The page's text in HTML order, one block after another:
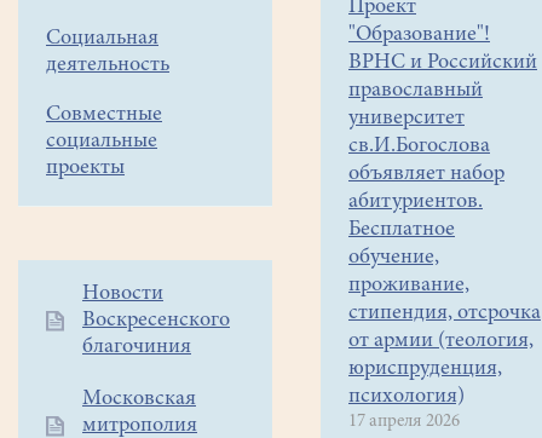
Социальная
деятельность
Совместные
социальные
проекты
Дополнительное
меню
Новости
Воскресенского
благочиния
Московская
митрополия
своим
находчивостью
сумела
одолеть
интеллектуальном
соревновании
самого
Царя-
Батюшку,
отстояла
своего
Проект
"Образование"!
ВРНС и Российский
православный
университет
св.И.Богослова
объявляет набор
абитуриентов.
Бесплатное
обучение,
проживание,
стипендия, отсрочка
от армии (теология,
юриспруденция,
психология)
17 апреля 2026